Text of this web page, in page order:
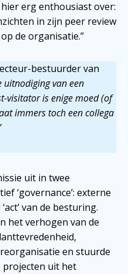
erg enthousiast over:
in zijn peer review
de organisatie.”
bestuurder van
uitnodiging van een
visitator is enige moed (of
immers toch een collega
uit in twee
‘governance’: externe
van de besturing.
het verhogen van de
en stuurde
projecten uit het